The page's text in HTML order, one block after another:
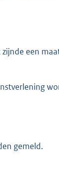
een
gemeld.